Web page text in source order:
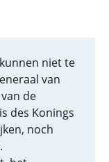
niet te
van
de
des Konings
noch